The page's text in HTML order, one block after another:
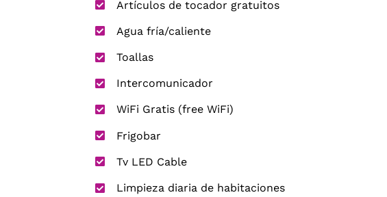
Artículos de tocador gratuitos
Agua fría/caliente
Toallas
Intercomunicador
WiFi Gratis (free WiFi)
Frigobar
Tv LED Cable
Limpieza diaria de habitaciones